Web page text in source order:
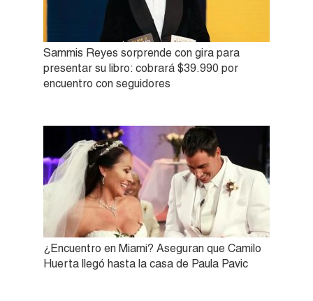
Sammis Reyes sorprende con gira para
presentar su libro: cobrará $39.990 por
encuentro con seguidores
¿Encuentro en Miami? Aseguran que Camilo
Huerta llegó hasta la casa de Paula Pavic